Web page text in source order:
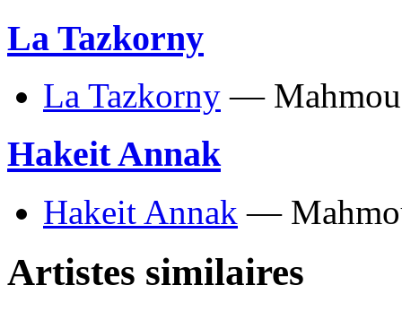
La Tazkorny
La Tazkorny —
Hakeit Annak
Hakeit Annak —
Artistes similaires